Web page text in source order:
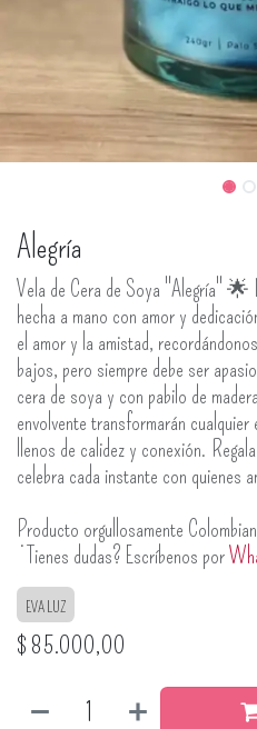
Alegría
Vela de Cera de Soya "Alegría" 🌟
hecha a mano con amor y
el amor y la amistad,
bajos, pero siempre debe ser
cera de soya y con pabilo de
envolvente transformarán
llenos de calidez y conexión.
celebra cada instante con quienes
Producto orgullosamente
¿Tienes dudas? Escríbenos por
EVA LUZ
$ 85.000,00